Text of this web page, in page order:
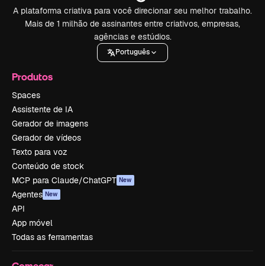
A plataforma criativa para você direcionar seu melhor trabalho.
Mais de 1 milhão de assinantes entre criativos, empresas,
agências e estúdios.
Português
Produtos
Spaces
Assistente de IA
Gerador de imagens
Gerador de vídeos
Texto para voz
Conteúdo de stock
MCP para Claude/ChatGPT New
Agentes New
API
App móvel
Todas as ferramentas